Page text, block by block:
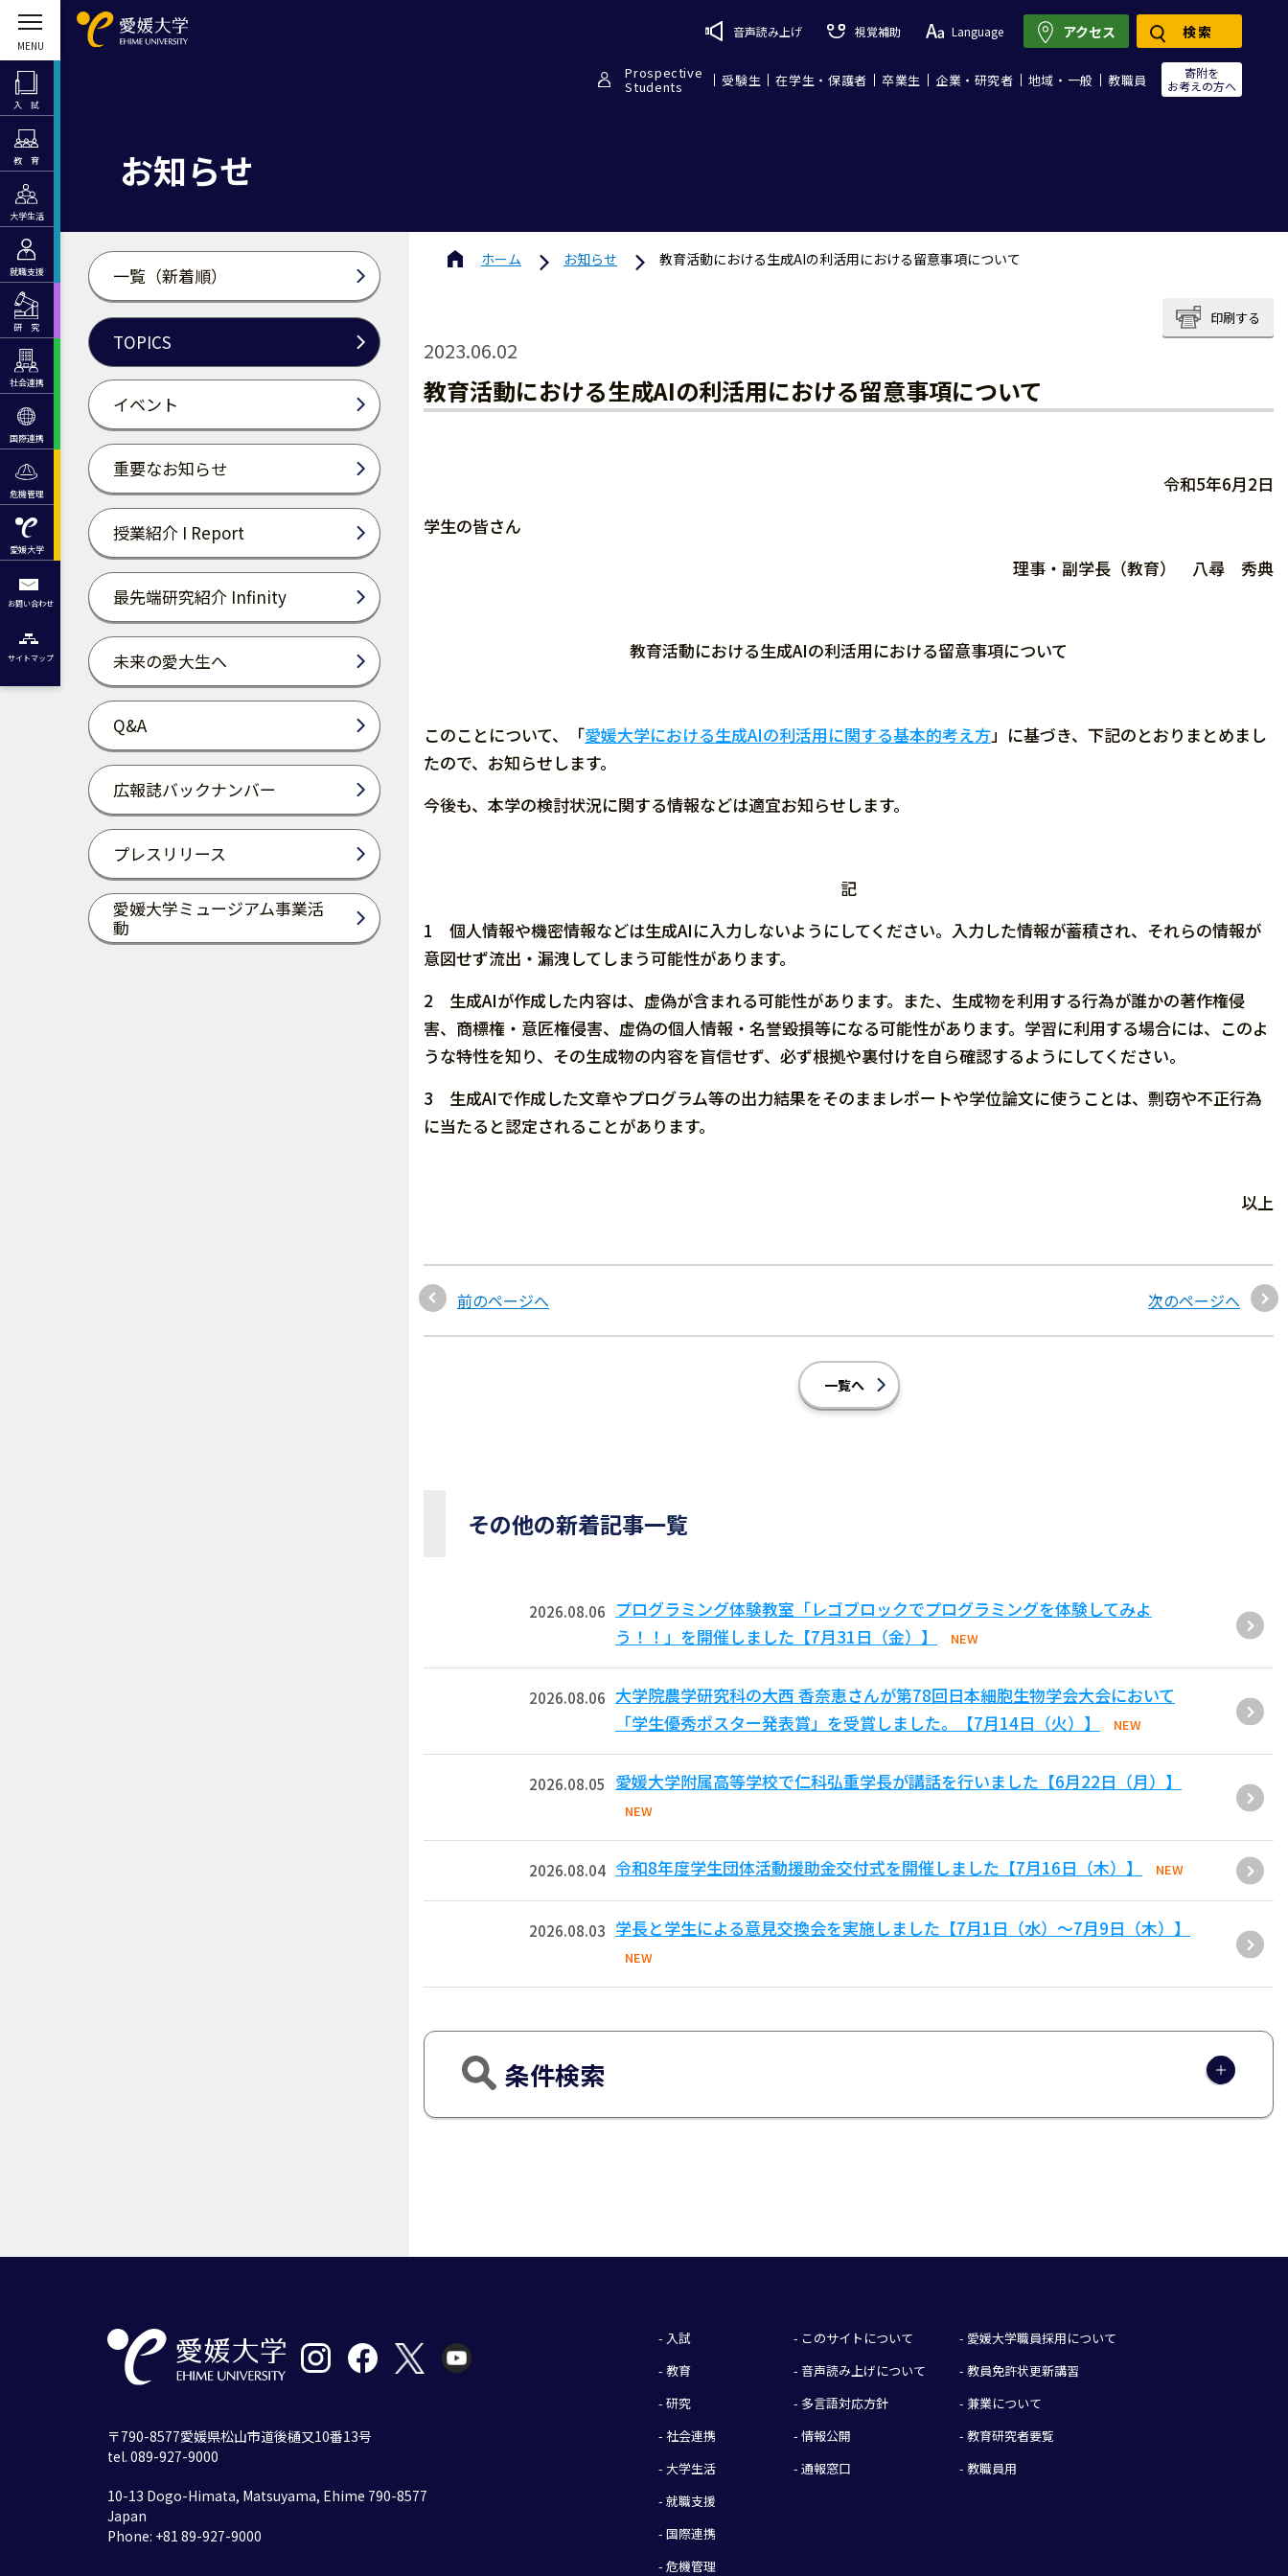
入 試
教 育
大学生活
就職支援
研 究
社会連携
国際連携
危機管理
愛媛大学
お問い合わせ
サイトマップ
音声読み上げ 視覚補助 Language
Prospective
Students 受験生 在学生・保護者 卒業生 企業・研究者 地域・一般 教職員
寄附を
お考えの方へ
アクセス 検索
お知らせ
一覧（新着順）
TOPICS
イベント
重要なお知らせ
授業紹介 I Report
最先端研究紹介 Infinity
未来の愛大生へ
Q&A
広報誌バックナンバー
プレスリリース
愛媛大学ミュージアム事業活
動
ホーム お知らせ 教育活動における生成AIの利活用における留意事項について
印刷する
2023.06.02
教育活動における生成AIの利活用における留意事項について
令和5年6月2日
学生の皆さん
理事・副学長（教育） 八尋 秀典
教育活動における生成AIの利活用における留意事項について
このことについて、「愛媛大学における生成AIの利活用に関する基本的考え方」に基づき、下記のとおりまとめまし
たので、お知らせします。
今後も、本学の検討状況に関する情報などは適宜お知らせします。
記
1 個人情報や機密情報などは生成AIに入力しないようにしてください。入力した情報が蓄積され、それらの情報が
意図せず流出・漏洩してしまう可能性があります。
2 生成AIが作成した内容は、虚偽が含まれる可能性があります。また、生成物を利用する行為が誰かの著作権侵
害、商標権・意匠権侵害、虚偽の個人情報・名誉毀損等になる可能性があります。学習に利用する場合には、このよ
うな特性を知り、その生成物の内容を盲信せず、必ず根拠や裏付けを自ら確認するようにしてください。
3 生成AIで作成した文章やプログラム等の出力結果をそのままレポートや学位論文に使うことは、剽窃や不正行為
に当たると認定されることがあります。
以上
前のページへ 次のページへ
一覧へ
その他の新着記事一覧
2026.08.06
プログラミング体験教室「レゴブロックでプログラミングを体験してみよ
う！！」を開催しました【7月31日（金）】
NEW
2026.08.06 大学院農学研究科の大西 香奈恵さんが第78回日本細胞生物学会大会において
「学生優秀ポスター発表賞」を受賞しました。【7月14日（火）】
NEW
2026.08.05 愛媛大学附属高等学校で仁科弘重学長が講話を行いました【6月22日（月）】
NEW
2026.08.04 令和8年度学生団体活動援助金交付式を開催しました【7月16日（木）】 NEW
2026.08.03 学長と学生による意見交換会を実施しました【7月1日（水）～7月9日（木）】
NEW
条件検索
- 入試
- 教育
- 研究
- 社会連携
- 大学生活
- 就職支援
- 国際連携
- 危機管理
- このサイトについて
- 音声読み上げについて
- 多言語対応方針
- 情報公開
- 通報窓口
- 愛媛大学職員採用について
- 教員免許状更新講習
- 兼業について
- 教育研究者要覧
- 教職員用
〒790-8577愛媛県松山市道後樋又10番13号
tel. 089-927-9000
10-13 Dogo-Himata, Matsuyama, Ehime 790-8577
Japan
Phone: +81 89-927-9000